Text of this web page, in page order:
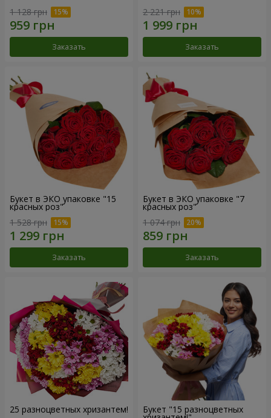
1 128 грн
Заказать
2 221 грн
Заказать
Букет в ЭКО упаковке "15
красных роз"
1 528 грн
Заказать
Букет в ЭКО упаковке "7
красных роз"
1 074 грн
Заказать
25 разноцветных хризантем! Букет "15 разноцветных